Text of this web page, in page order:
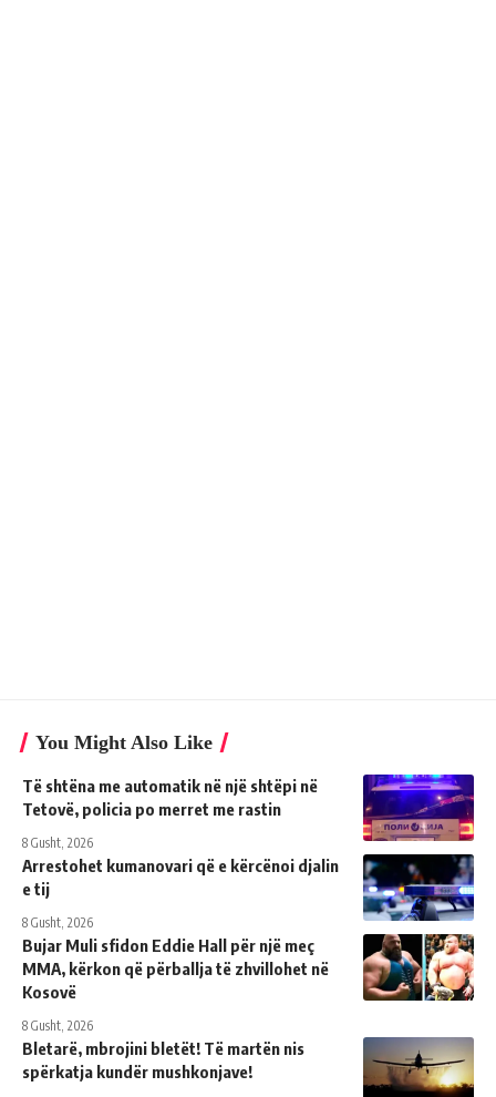
You Might Also Like
Të shtëna me automatik në një shtëpi në
Tetovë, policia po merret me rastin
8 Gusht, 2026
Arrestohet kumanovari që e kërcënoi djalin
e tij
8 Gusht, 2026
Bujar Muli sfidon Eddie Hall për një meç
MMA, kërkon që përballja të zhvillohet në
Kosovë
8 Gusht, 2026
Bletarë, mbrojini bletët! Të martën nis
spërkatja kundër mushkonjave!